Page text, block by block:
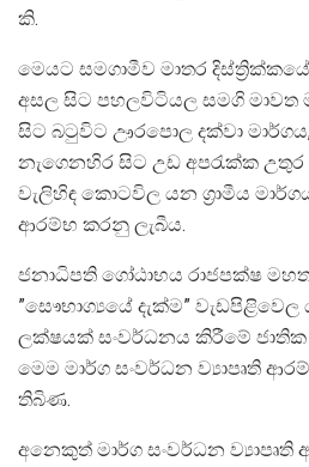
කි.
මෙයට සමගාමීව මාතර
අසල සිට පහලවිටියල සමගි මාවත
සිට බටුවිට ඌරපොල දක්වා
නැගෙනහිර සිට උඩ අපරැක්ක උතුර
වැලිහිඳ කොටවිල යන ග්‍රාමීය
ආරම්භ කරනු ලැබීය.
ජනාධිපති ගෝඨාභය රාජපක්ෂ
”සෞභාග්‍යයේ දැක්ම”
ලක්ෂයක් සංවර්ධනය කිරීමේ
මෙම මාර්ග සංවර්ධන ව්‍යාපෘති
තිබිණ.
අනෙකුත් මාර්ග සංවර්ධන